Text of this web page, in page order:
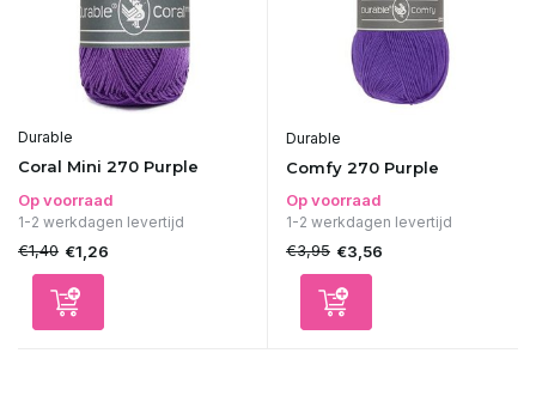
Durable
Coral Mini 270 Purple
Op voorraad
1-2 werkdagen levertijd
€1,40 €1,26
Durable
Comfy 270 Purple
Op voorraad
1-2 werkdagen levertijd
€3,95 €3,56